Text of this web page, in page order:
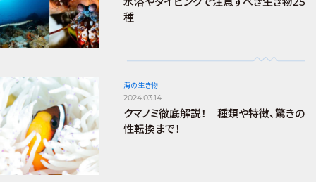
種
海の生き物
2024.03.14
クマノミ徹底解説！ 種類や特徴、驚きの
性転換まで！